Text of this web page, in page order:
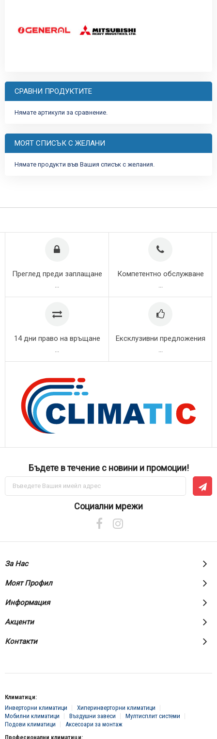
СРАВНИ ПРОДУКТИТЕ
Нямате артикули за сравнение.
МОЯТ СПИСЪК С ЖЕЛАНИ
Нямате продукти във Вашия списък с желания.
Преглед преди заплащане Компетентно обслужване
14 дни право на връщане Ексклузивни предложения
Бъдете в течение с новини и промоции!
Абонирай
за
Социални мрежи
За Нас
Моят Профил
Информация
Акценти
Контакти
Климатици:
Инверторни климатици
Хиперинверторни климатици
Мобилни климатици
Въздушни завеси
Мултисплит системи
Подови климатици
Аксесоари за монтаж
Професионални климатици: